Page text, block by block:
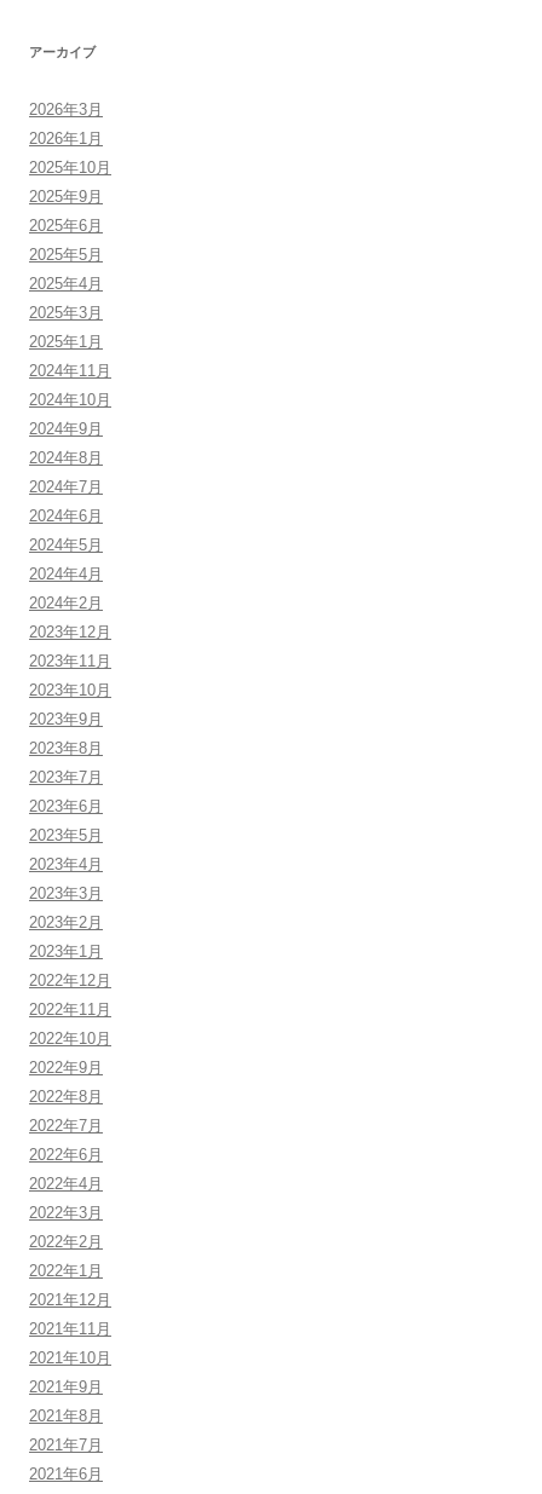
アーカイブ
2026年3月
2026年1月
2025年10月
2025年9月
2025年6月
2025年5月
2025年4月
2025年3月
2025年1月
2024年11月
2024年10月
2024年9月
2024年8月
2024年7月
2024年6月
2024年5月
2024年4月
2024年2月
2023年12月
2023年11月
2023年10月
2023年9月
2023年8月
2023年7月
2023年6月
2023年5月
2023年4月
2023年3月
2023年2月
2023年1月
2022年12月
2022年11月
2022年10月
2022年9月
2022年8月
2022年7月
2022年6月
2022年4月
2022年3月
2022年2月
2022年1月
2021年12月
2021年11月
2021年10月
2021年9月
2021年8月
2021年7月
2021年6月